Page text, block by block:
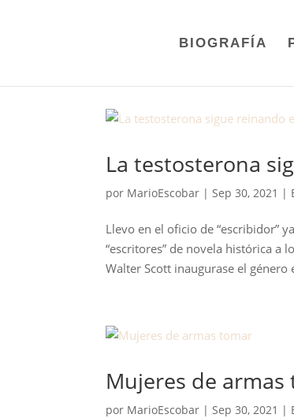
BIOGRAFÍA
La testosterona
por MarioEscobar |Sep 30, 2021 |
Llevo en el oficio de “escribidor”
“escritores” de novela histórica a
Walter Scott inaugurase el género
Mujeres de armas
por MarioEscobar |Sep 30, 2021 |